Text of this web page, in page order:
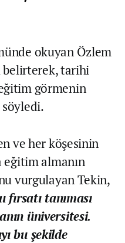
okuyan Özlem
belirterek, tarihi
görmenin
söyledi.
ve her köşesinin
almanın
vurgulayan Tekin,
tanıması
üniversitesi.
bu şekilde